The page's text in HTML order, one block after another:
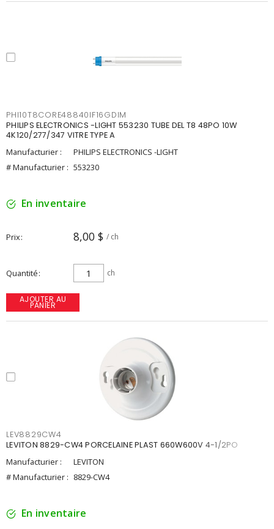
PHI10T8CORE48840IF16GDIM
PHILIPS ELECTRONICS -LIGHT 553230 TUBE DEL T8 48PO 10W
4K120/277/347 VITRE TYPE A
Manufacturier :
PHILIPS ELECTRONICS -LIGHT
# Manufacturier : 553230
En inventaire
Prix 8,00 $ / ch
Quantité ch
AJOUTER AU
PANIER
LEV8829CW4
LEVITON 8829-CW4 PORCELAINE PLAST 660W600V 4-1/2PO
Manufacturier :
LEVITON
# Manufacturier : 8829-CW4
En inventaire